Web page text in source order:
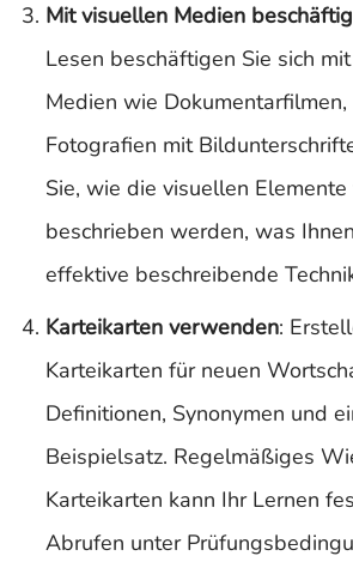
Mit visuellen Medien
Lesen beschäftigen Sie sich
Medien wie
Fotografien mit
Sie, wie die visuellen
beschrieben werden, was
effektive beschreibende
Karteikarten verwenden:
Karteikarten für neuen
Definitionen, Synonymen und
Beispielsatz. Regelmäßiges
Karteikarten kann Ihr Lernen
Abrufen unter